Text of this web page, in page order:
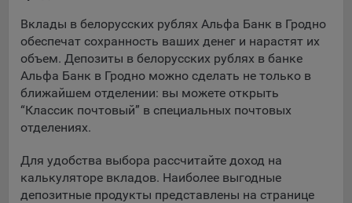
Технические/Функциональные, хранятся не более года;
Необходимые для функционирования веб-аналитических
платформ «Google Analytics», «Яндекс.Метрика»
(статистические), установлены на сервере Общества и не
Остальные - не более года.
Отключение аналитических файлов cookie не позволяет
Вклады в белорусских рублях Альфа Банк в Гродно
обеспечат сохранность ваших денег и нарастят их
объем. Депозиты в белорусских рублях в банке
Альфа Банк в Гродно можно сделать не только в
ближайшем отделении: вы можете открыть
“Классик почтовый” в специальных почтовых
отделениях.
Для удобства выбора рассчитайте доход на
калькуляторе вкладов. Наиболее выгодные
депозитные продукты представлены на странице